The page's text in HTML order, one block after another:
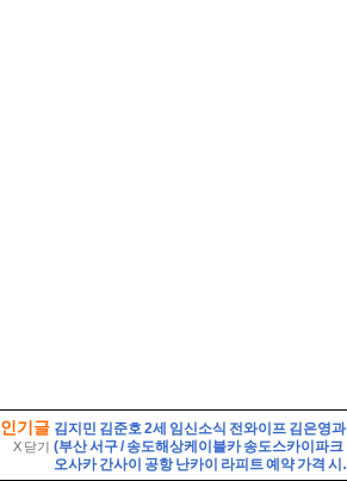
인기글
X 닫기
오사카 간